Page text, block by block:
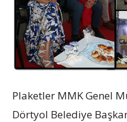
Plaketler MMK Genel
Dörtyol Belediye